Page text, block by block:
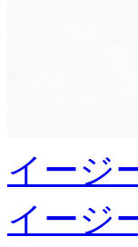
イージ
イージ